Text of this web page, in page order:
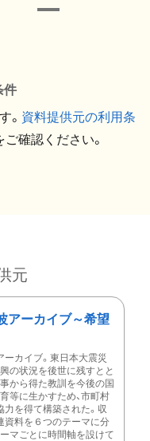
件
。 資料提供元の利用条
ご確認ください。
元
アーカイブ～希望
カイブ。東日本大震災
の状況を後世に残すとと
から得た教訓を今後の国
等に生かすため、市町村
を得て構築された。収
資料を６つのテーマに分
マごとに時間軸を設けて